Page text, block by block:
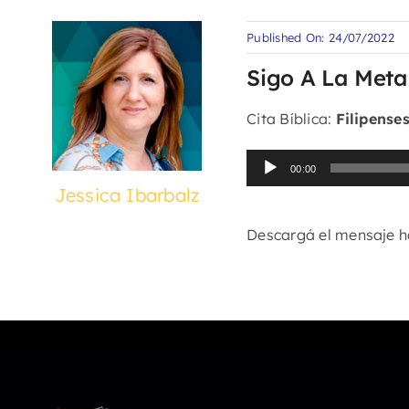
Jessica Ibarbalz
Published On: 24/07/2022
Sigo A La Meta
Cita Bíblica:
Reproductor
de
00:00
Descargá el mensaje